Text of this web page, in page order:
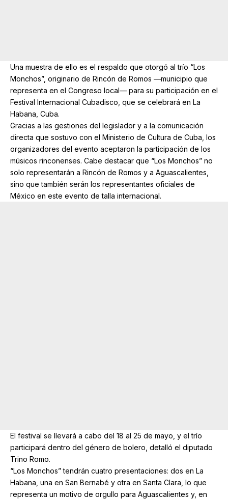
Una muestra de ello es el respaldo que otorgó al trío “Los
Monchos”, originario de Rincón de Romos —municipio que
representa en el Congreso local— para su participación en el
Festival Internacional Cubadisco, que se celebrará en La
Habana, Cuba.
Gracias a las gestiones del legislador y a la comunicación
directa que sostuvo con el Ministerio de Cultura de Cuba, los
organizadores del evento aceptaron la participación de los
músicos rinconenses. Cabe destacar que “Los Monchos” no
solo representarán a Rincón de Romos y a Aguascalientes,
sino que también serán los representantes oficiales de
México en este evento de talla internacional.
El festival se llevará a cabo del 18 al 25 de mayo, y el trío
participará dentro del género de bolero, detalló el diputado
Trino Romo.
“Los Monchos” tendrán cuatro presentaciones: dos en La
Habana, una en San Bernabé y otra en Santa Clara, lo que
representa un motivo de orgullo para Aguascalientes y, en